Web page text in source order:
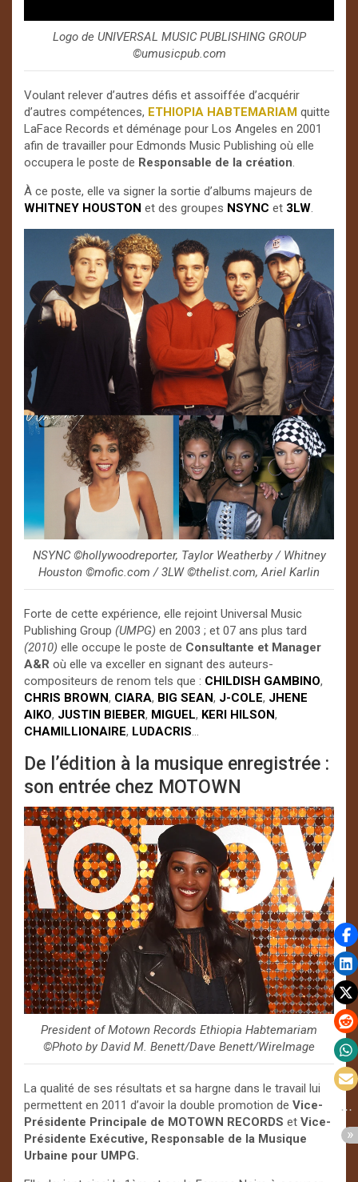
Logo de UNIVERSAL MUSIC PUBLISHING GROUP
©️umusicpub.com
Voulant relever d’autres défis et assoiffée d’acquérir
d’autres compétences, ETHIOPIA HABTEMARIAM quitte
LaFace Records et déménage pour Los Angeles en 2001
afin de travailler pour Edmonds Music Publishing où elle
occupera le poste de Responsable de la création.
À ce poste, elle va signer la sortie d’albums majeurs de
WHITNEY HOUSTON et des groupes NSYNC et 3LW.
NSYNC ©️hollywoodreporter, Taylor Weatherby / Whitney
Houston ©️mofic.com / 3LW ©️thelist.com, Ariel Karlin
Forte de cette expérience, elle rejoint Universal Music
Publishing Group (UMPG) en 2003 ; et 07 ans plus tard
(2010) elle occupe le poste de Consultante et Manager
A&R où elle va exceller en signant des auteurs-
compositeurs de renom tels que : CHILDISH GAMBINO,
CHRIS BROWN, CIARA, BIG SEAN, J-COLE, JHENE
AIKO, JUSTIN BIEBER, MIGUEL, KERI HILSON,
CHAMILLIONAIRE, LUDACRIS…
De l’édition à la musique enregistrée :
son entrée chez MOTOWN
President of Motown Records Ethiopia Habtemariam
©️Photo by David M. Benett/Dave Benett/WireImage
La qualité de ses résultats et sa hargne dans le travail lui
permettent en 2011 d’avoir la double promotion de Vice-
Présidente Principale de MOTOWN RECORDS et Vice-
Présidente Exécutive, Responsable de la Musique
Urbaine pour UMPG.